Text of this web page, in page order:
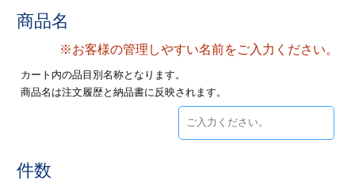
印刷
リーブ印刷
加工
ァイル印刷
商品名
※お客様の管理しやすい名前をご入力ください。
カート内の品目別名称となります。
商品名は注文履歴と納品書に反映されます。
件数